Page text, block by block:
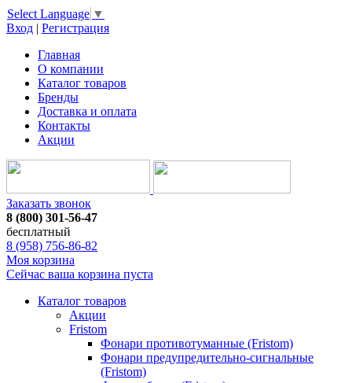
Select Language ▼
Вход | Регистрация
Главная
О компании
Каталог товаров
Бренды
Доставка и оплата
Контакты
Акции
Заказать звонок
8 (800) 301-56-47
бесплатный
8 (958) 756-86-82
Моя корзина
Сейчас ваша корзина пуста
Каталог товаров
Акции
Fristom
Фонари противотуманные (Fristom)
Фонари предупредительно-сигнальные
(Fristom)